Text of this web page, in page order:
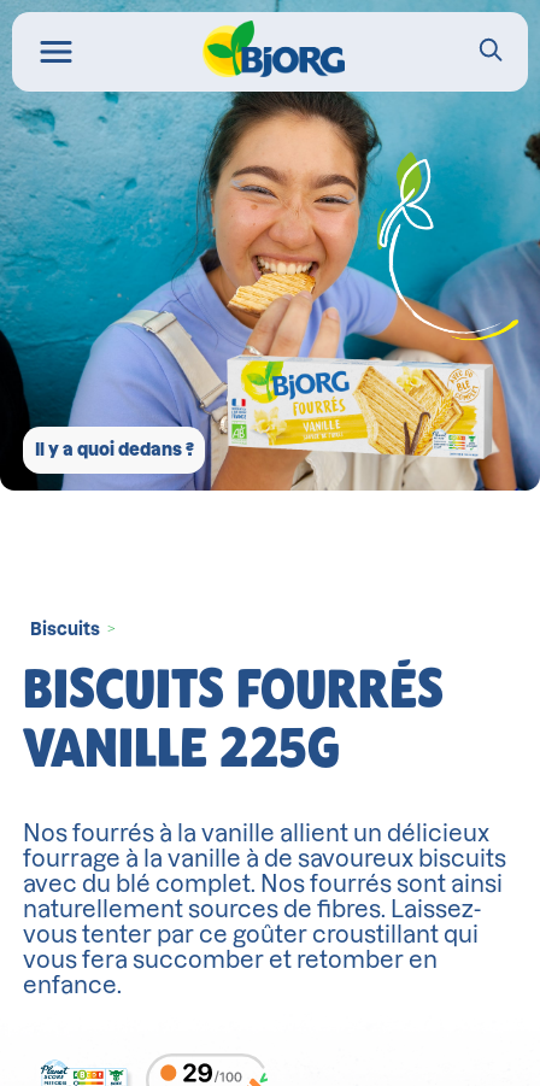
Il y a quoi dedans ?
Biscuits >
BISCUITS FOURRÉS
VANILLE 225G
Nos fourrés à la vanille allient un délicieux
fourrage à la vanille à de savoureux biscuits
avec du blé complet. Nos fourrés sont ainsi
naturellement sources de fibres. Laissez-
vous tenter par ce goûter croustillant qui
vous fera succomber et retomber en
enfance.